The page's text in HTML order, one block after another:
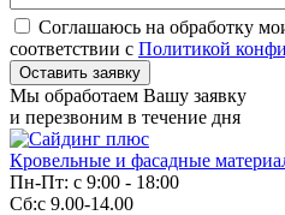
Соглашаюсь на обработку
соответствии с Политикой
Мы обработаем Вашу заявку
и перезвоним в течение дня
Кровельные и фасадные
Пн-Пт: с 9:00 - 18:00
Сб:с 9.00-14.00